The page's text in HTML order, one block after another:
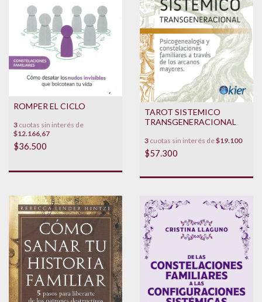
ROMPER EL CICLO
3 cuotas sin interés de
$12.166,67
$36.500
TAROT SISTEMICO
TRANSGENERACIONAL
3 cuotas sin interés de$19.100
$57.300